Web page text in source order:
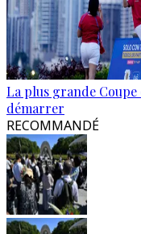
La plus grande Coupe
démarrer
RECOMMANDÉ